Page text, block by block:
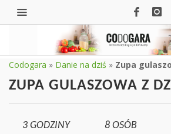
Codogara » Danie na dziś » Zupa
ZUPA GULASZOWA Z
3 GODZINY 8 OSÓB